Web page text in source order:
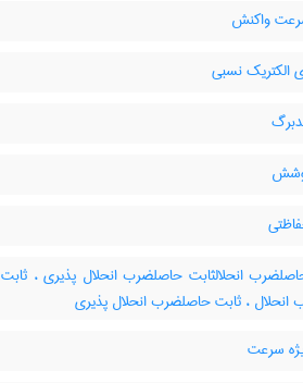
واکنش
الکتریک نسبی
انحلالثابت حاصلضرب انحلال پذیری ، ثابت
، ثابت حاصلضرب انحلال پذیری
سرعت